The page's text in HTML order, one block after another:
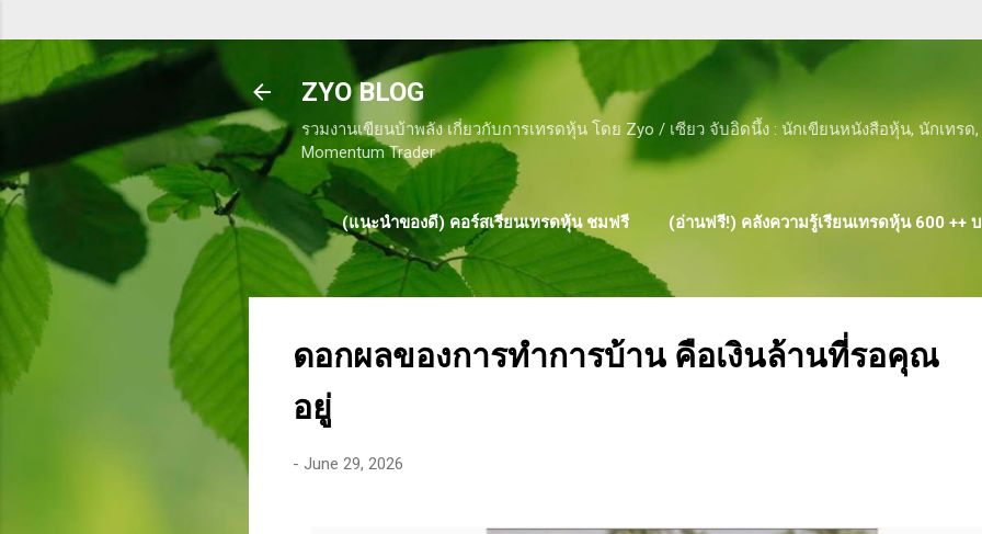
ZYO BLOG
รวมงานเขียนบ้าพลัง เกี่ยวกับการเทรดหุ้น โดย Zyo / เซียว จับอิดนึ้ง : นักเขียนหนังสือหุ้น, นักเทรด,
Momentum Trader
(แนะนำของดี) คอร์สเรียนเทรดหุ้น ชมฟรี (อ่านฟรี!) คลังความรู้เรียนเทรดหุ้น 600 ++
ดอกผลของการทำการบ้าน คือเงินล้านที่รอคุณ
อยู่
- June 29, 2026